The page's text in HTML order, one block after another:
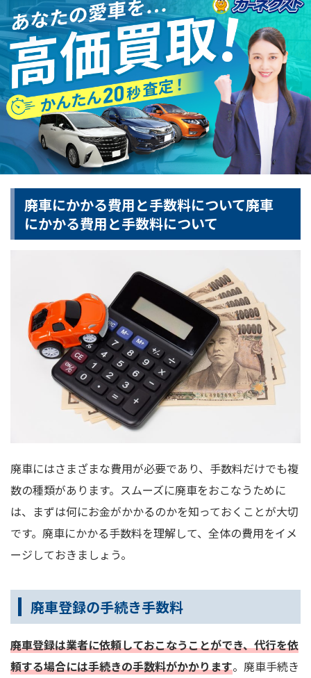
廃車にかかる費用と手数料について廃車
にかかる費用と手数料について
廃車にはさまざまな費用が必要であり、手数料だけでも複
数の種類があります。スムーズに廃車をおこなうために
は、まずは何にお金がかかるのかを知っておくことが大切
です。廃車にかかる手数料を理解して、全体の費用をイメ
ージしておきましょう。
廃車登録の手続き手数料
廃車登録は業者に依頼しておこなうことができ、代行を依
頼する場合には手続きの手数料がかかります。廃車手続き